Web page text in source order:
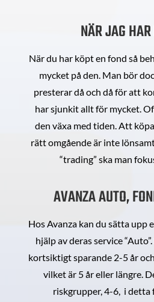
NÄR JAG
När du har köpt en fond så
mycket på den. Man bör
presterar då och då för att
har sjunkit allt för mycket.
den växa med tiden. Att
rätt omgående är inte
“trading” ska man
AVANZA AUTO,
Hos Avanza kan du sätta upp
hjälp av deras service
kortsiktigt sparande 2-5 år
vilket är 5 år eller längre.
riskgrupper, 4-6, i detta